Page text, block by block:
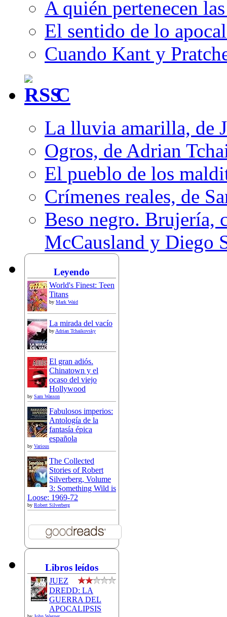
A quién pertenecen
El sentido de lo
Cuando Kant y
C
La lluvia amarilla, de
Ogros, de Adrian
El pueblo de los
Crímenes reales, de
Beso negro. Brujería,
McCausland y Diego
Leyendo
World's Finest: Teen
Titans
by Mark Waid
La mirada del vacío
byAdrian Tchaikovsky
El gran adiós.
Chinatown y el
ocaso del viejo
Hollywood
by Sam Wasson
Fabulosos imperios:
Antología de la
fantasía épica
española
by Various
The Collected
Stories of Robert
Silverberg, Volume
3: Something Wild is
Loose: 1969-72
by Robert Silverberg
Libros leídos
JUEZ
DREDD: LA
GUERRA DEL
APOCALIPSIS